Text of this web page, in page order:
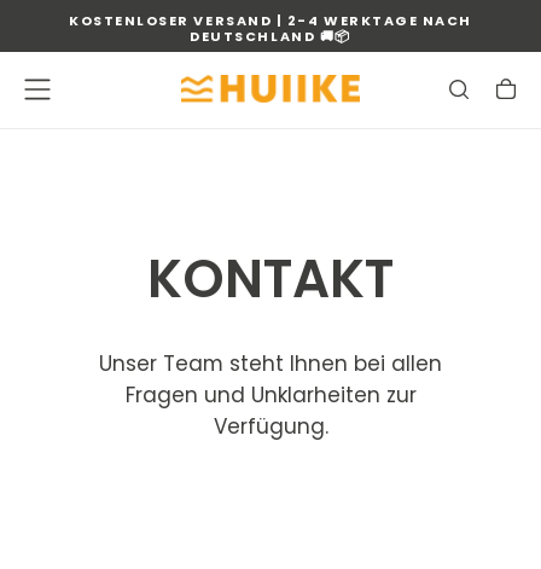
ZUMKOSTENLOSER VERSAND | 2-4 WERKTAGE NACH
DEUTSCHLAND 🚚📦
KONTAKT
Unser Team steht Ihnen bei allen
Fragen und Unklarheiten zur
Verfügung.